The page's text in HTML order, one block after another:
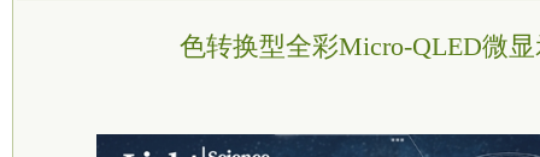
色转换型全彩Micro-QLED微